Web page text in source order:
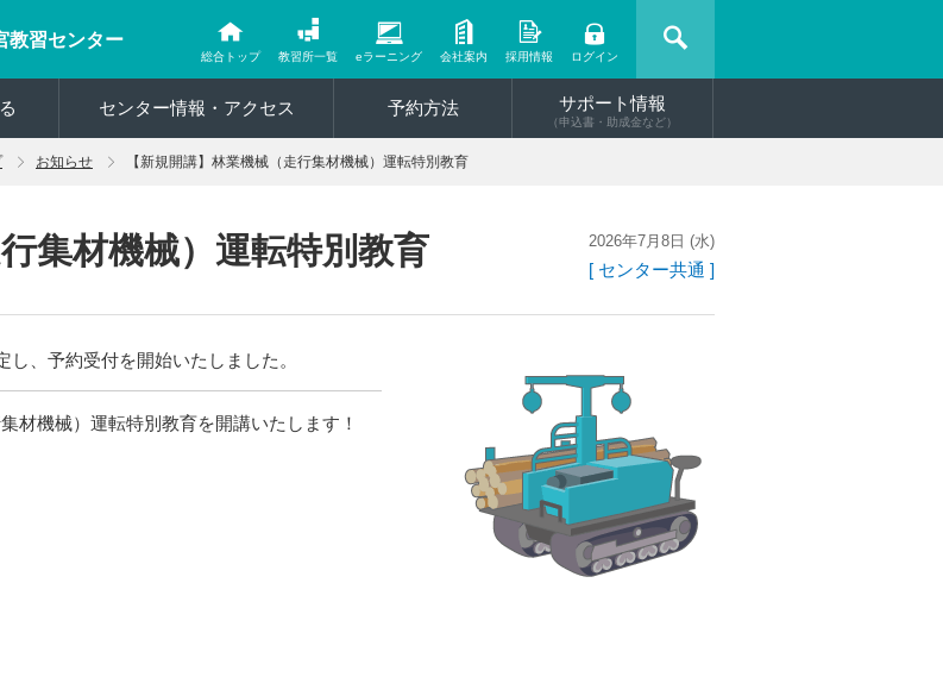
教習センター
総合トップ 教習所一覧 eラーニング 会社案内 採用情報 ログイン
センター情報・アクセス 予約方法 サポート情報
（申込書・助成金など）
お知らせ 【新規開講】林業機械（走行集材機械）運転特別教育
集材機械）運転特別教育 2026年7月8日 (水)
[ センター共通 ]
、予約受付を開始いたしました。
材機械）運転特別教育を開講いたします！